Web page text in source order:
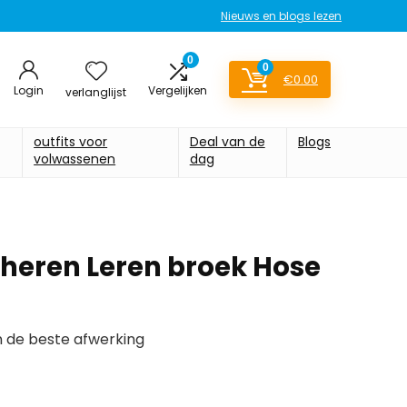
Nieuws en blogs lezen
Login verlanglijst
0
Vergelijken
0
€0.00
outfits voor
volwassenen
Deal van de
dag
Blogs
Leren broek Hose
de beste afwerking